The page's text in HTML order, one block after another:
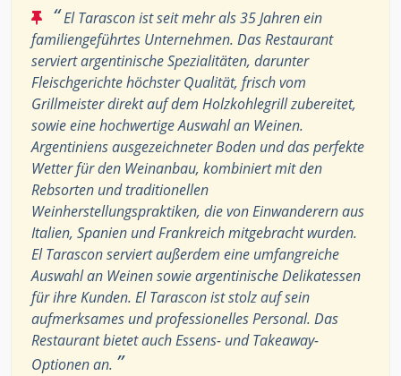
“El Tarascon ist seit mehr als 35 Jahren ein
familiengeführtes Unternehmen. Das Restaurant
serviert argentinische Spezialitäten, darunter
Fleischgerichte höchster Qualität, frisch vom
Grillmeister direkt auf dem Holzkohlegrill zubereitet,
sowie eine hochwertige Auswahl an Weinen.
Argentiniens ausgezeichneter Boden und das perfekte
Wetter für den Weinanbau, kombiniert mit den
Rebsorten und traditionellen
Weinherstellungspraktiken, die von Einwanderern aus
Italien, Spanien und Frankreich mitgebracht wurden.
El Tarascon serviert außerdem eine umfangreiche
Auswahl an Weinen sowie argentinische Delikatessen
für ihre Kunden. El Tarascon ist stolz auf sein
aufmerksames und professionelles Personal. Das
Restaurant bietet auch Essens- und Takeaway-
Optionen an. ”